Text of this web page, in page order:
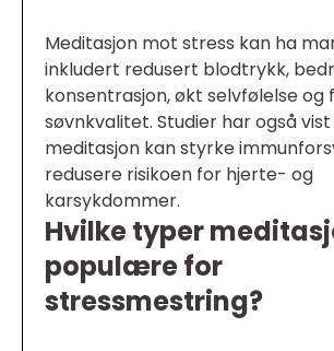
Meditasjon mot stress kan ha
inkludert redusert blodtrykk,
konsentrasjon, økt selvfølelse
søvnkvalitet. Studier har også
meditasjon kan styrke
redusere risikoen for hjerte- og
karsykdommer.
Hvilke typer
populære for
stressmestring?